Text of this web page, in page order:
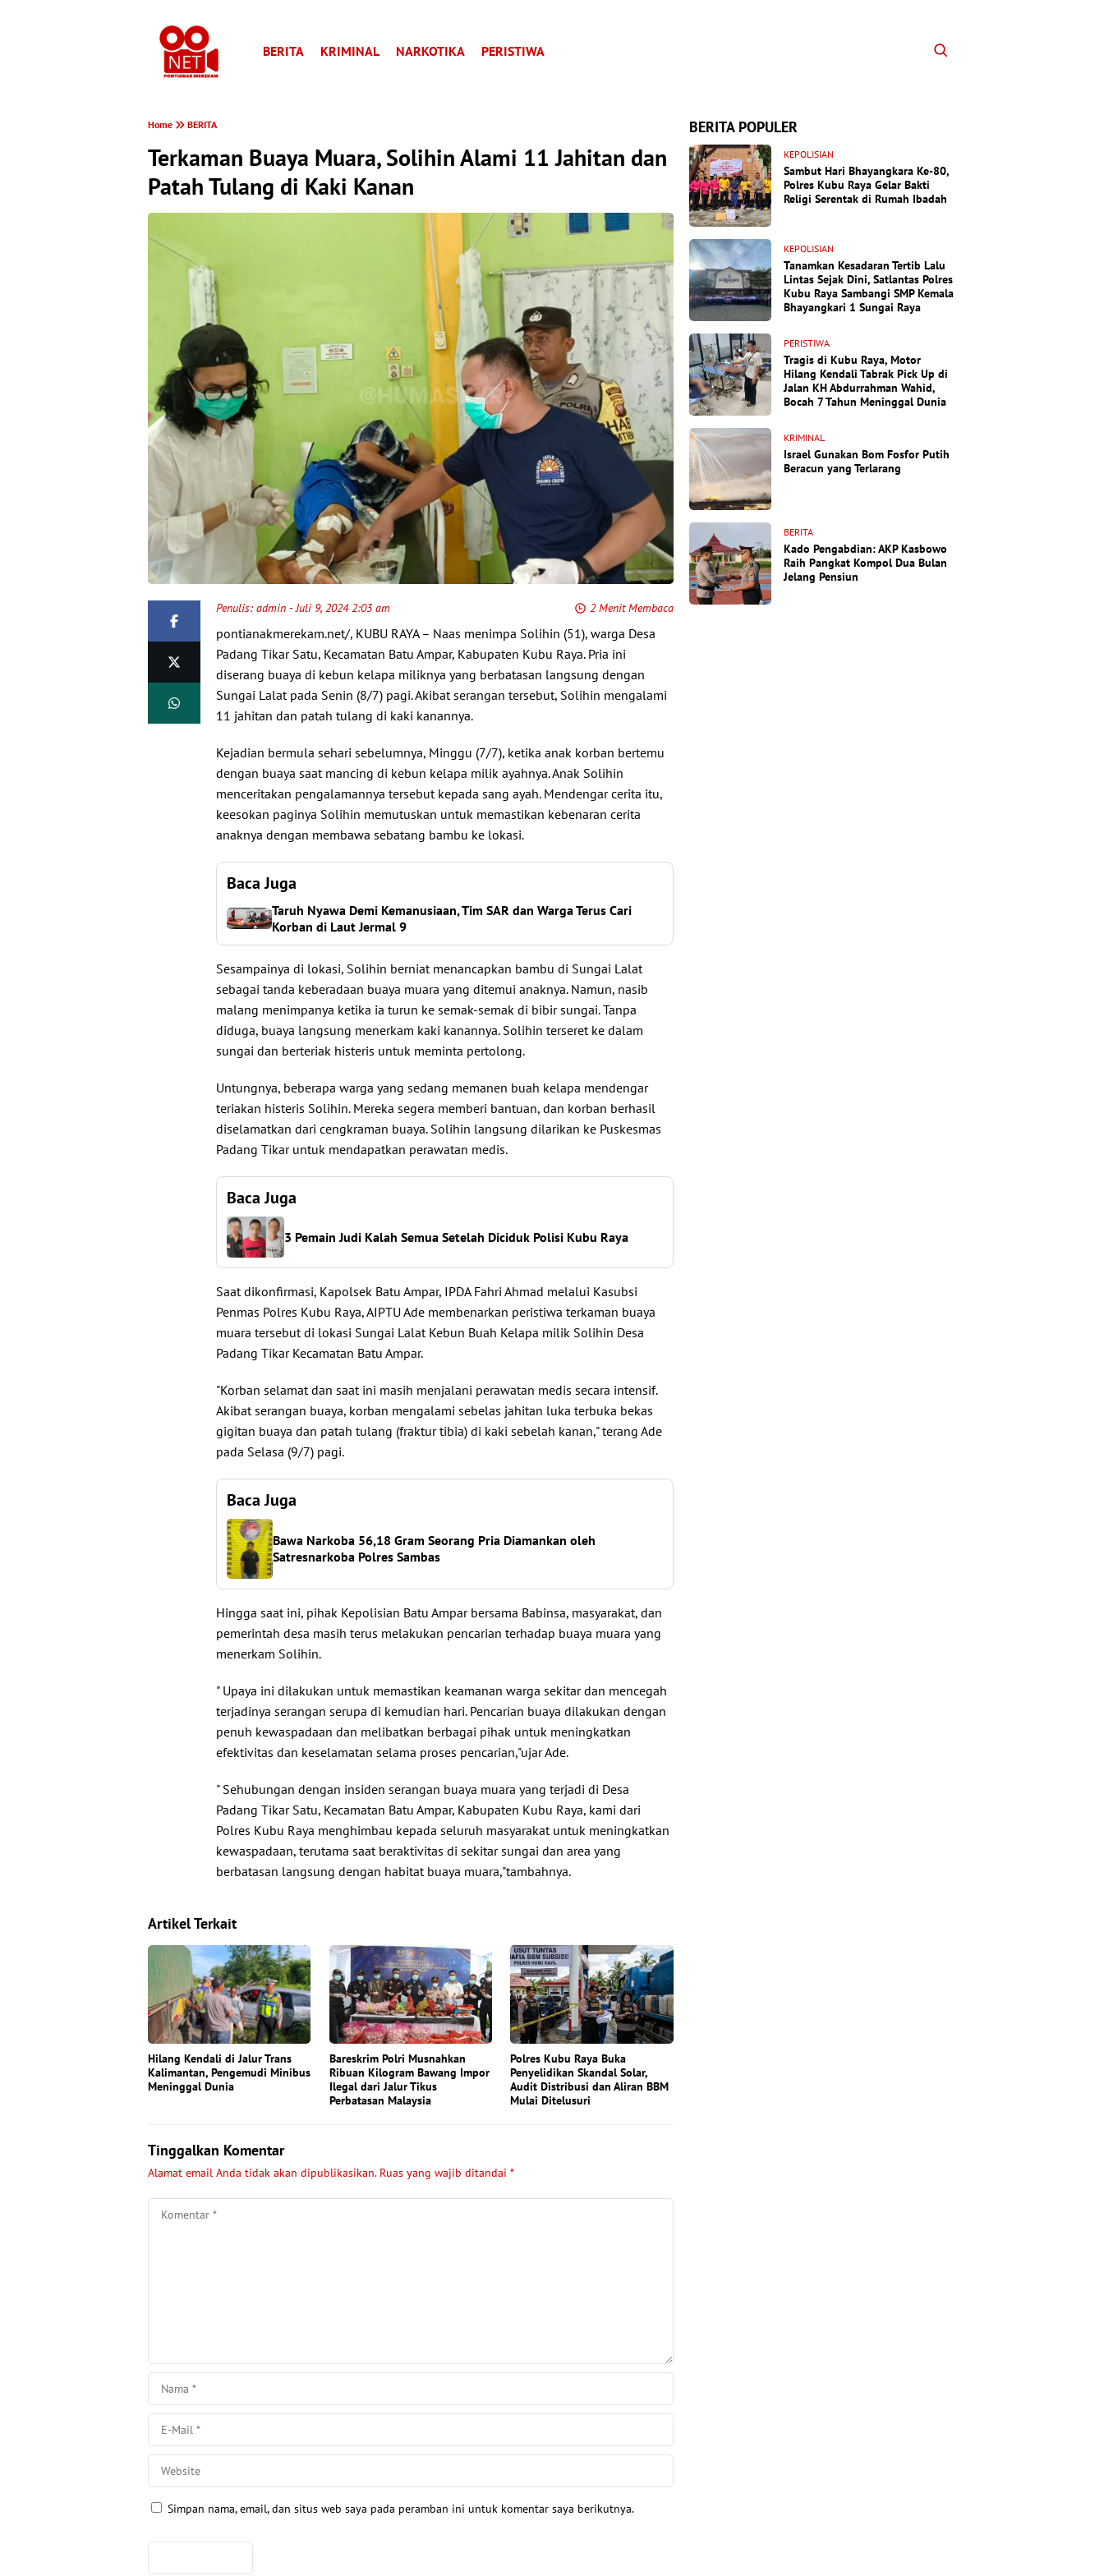
BERITA KRIMINAL NARKOTIKA PERISTIWA
Home BERITA
Terkaman Buaya Muara, Solihin Alami 11 Jahitan dan
Patah Tulang di Kaki Kanan
Penulis:admin - Juli 9, 2024 2:03 am 2 Menit Membaca
pontianakmerekam.net/, KUBU RAYA – Naas menimpa Solihin (51), warga Desa
Padang Tikar Satu, Kecamatan Batu Ampar, Kabupaten Kubu Raya. Pria ini
diserang buaya di kebun kelapa miliknya yang berbatasan langsung dengan
Sungai Lalat pada Senin (8/7) pagi. Akibat serangan tersebut, Solihin mengalami
11 jahitan dan patah tulang di kaki kanannya.
Kejadian bermula sehari sebelumnya, Minggu (7/7), ketika anak korban bertemu
dengan buaya saat mancing di kebun kelapa milik ayahnya. Anak Solihin
menceritakan pengalamannya tersebut kepada sang ayah. Mendengar cerita itu,
keesokan paginya Solihin memutuskan untuk memastikan kebenaran cerita
anaknya dengan membawa sebatang bambu ke lokasi.
Baca Juga
Taruh Nyawa Demi Kemanusiaan, Tim SAR dan Warga Terus Cari
Korban di Laut Jermal 9
Sesampainya di lokasi, Solihin berniat menancapkan bambu di Sungai Lalat
sebagai tanda keberadaan buaya muara yang ditemui anaknya. Namun, nasib
malang menimpanya ketika ia turun ke semak-semak di bibir sungai. Tanpa
diduga, buaya langsung menerkam kaki kanannya. Solihin terseret ke dalam
sungai dan berteriak histeris untuk meminta pertolong.
Untungnya, beberapa warga yang sedang memanen buah kelapa mendengar
teriakan histeris Solihin. Mereka segera memberi bantuan, dan korban berhasil
diselamatkan dari cengkraman buaya. Solihin langsung dilarikan ke Puskesmas
Padang Tikar untuk mendapatkan perawatan medis.
Baca Juga
3 Pemain Judi Kalah Semua Setelah Diciduk Polisi Kubu Raya
Saat dikonfirmasi, Kapolsek Batu Ampar, IPDA Fahri Ahmad melalui Kasubsi
Penmas Polres Kubu Raya, AIPTU Ade membenarkan peristiwa terkaman buaya
muara tersebut di lokasi Sungai Lalat Kebun Buah Kelapa milik Solihin Desa
Padang Tikar Kecamatan Batu Ampar.
"Korban selamat dan saat ini masih menjalani perawatan medis secara intensif.
Akibat serangan buaya, korban mengalami sebelas jahitan luka terbuka bekas
gigitan buaya dan patah tulang (fraktur tibia) di kaki sebelah kanan," terang Ade
pada Selasa (9/7) pagi.
Baca Juga
Bawa Narkoba 56,18 Gram Seorang Pria Diamankan oleh
Satresnarkoba Polres Sambas
Hingga saat ini, pihak Kepolisian Batu Ampar bersama Babinsa, masyarakat, dan
pemerintah desa masih terus melakukan pencarian terhadap buaya muara yang
menerkam Solihin.
" Upaya ini dilakukan untuk memastikan keamanan warga sekitar dan mencegah
terjadinya serangan serupa di kemudian hari. Pencarian buaya dilakukan dengan
penuh kewaspadaan dan melibatkan berbagai pihak untuk meningkatkan
efektivitas dan keselamatan selama proses pencarian,"ujar Ade.
" Sehubungan dengan insiden serangan buaya muara yang terjadi di Desa
Padang Tikar Satu, Kecamatan Batu Ampar, Kabupaten Kubu Raya, kami dari
Polres Kubu Raya menghimbau kepada seluruh masyarakat untuk meningkatkan
kewaspadaan, terutama saat beraktivitas di sekitar sungai dan area yang
berbatasan langsung dengan habitat buaya muara,"tambahnya.
Artikel Terkait
Hilang Kendali di Jalur Trans
Kalimantan, Pengemudi Minibus
Meninggal Dunia
Bareskrim Polri Musnahkan
Ribuan Kilogram Bawang Impor
Ilegal dari Jalur Tikus
Perbatasan Malaysia
Polres Kubu Raya Buka
Penyelidikan Skandal Solar,
Audit Distribusi dan Aliran BBM
Mulai Ditelusuri
Tinggalkan Komentar
Alamat email Anda tidak akan dipublikasikan. Ruas yang wajib ditandai *
Simpan nama, email, dan situs web saya pada peramban ini untuk komentar saya berikutnya.
BERITA POPULER
KEPOLISIAN
Sambut Hari Bhayangkara Ke-80,
Polres Kubu Raya Gelar Bakti
Religi Serentak di Rumah Ibadah
KEPOLISIAN
Tanamkan Kesadaran Tertib Lalu
Lintas Sejak Dini, Satlantas Polres
Kubu Raya Sambangi SMP Kemala
Bhayangkari 1 Sungai Raya
PERISTIWA
Tragis di Kubu Raya, Motor
Hilang Kendali Tabrak Pick Up di
Jalan KH Abdurrahman Wahid,
Bocah 7 Tahun Meninggal Dunia
KRIMINAL
Israel Gunakan Bom Fosfor Putih
Beracun yang Terlarang
BERITA
Kado Pengabdian: AKP Kasbowo
Raih Pangkat Kompol Dua Bulan
Jelang Pensiun